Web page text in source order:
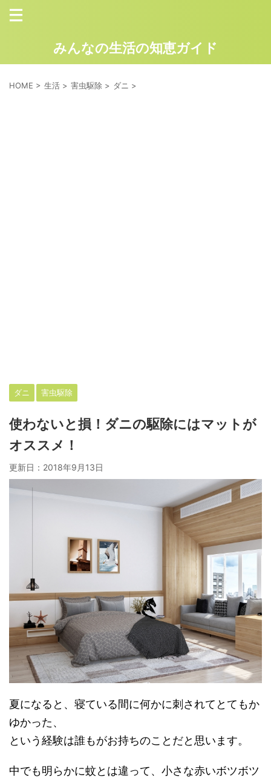
みんなの生活の知恵ガイド
HOME > 生活 > 害虫駆除 > ダニ >
ダニ 害虫駆除
使わないと損！ダニの駆除にはマットが
オススメ！
更新日： 2018年9月13日
夏になると、寝ている間に何かに刺されてとてもか
ゆかった、
という経験は誰もがお持ちのことだと思います。
中でも明らかに蚊とは違って、小さな赤いボツボツ